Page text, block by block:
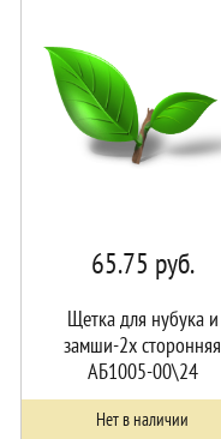
65.75 руб.
Щетка для нубука и
замши-2х сторонняя
АБ1005-00\24
Нет в наличии